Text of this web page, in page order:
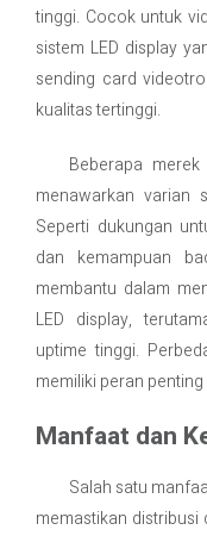
tinggi. Cocok untuk
sistem LED display
sending card
kualitas tertinggi.
Beberapa
menawarkan varian
Seperti dukungan
dan kemampuan
membantu dalam
LED display,
uptime tinggi.
memiliki peran
Manfaat dan
Salah satu
memastikan